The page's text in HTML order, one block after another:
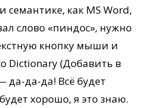
семантике, как MS Word,
слово «пиндос», нужно
кнопку мыши и
Dictionary (Добавить в
да-да-да! Всё будет
хорошо, я это знаю.